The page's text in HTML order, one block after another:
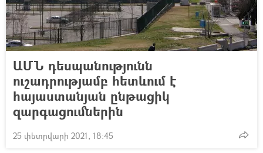
ԱՄՆ դեսպանությունն
ուշադրությամբ հետևում է
հայաստանյան ընթացիկ
զարգացումներին
25 փետրվարի 2021, 18:45